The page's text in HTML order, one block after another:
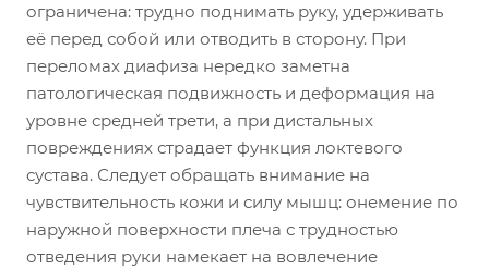
ограничена: трудно поднимать руку, удерживать
её перед собой или отводить в сторону. При
переломах диафиза нередко заметна
патологическая подвижность и деформация на
уровне средней трети, а при дистальных
повреждениях страдает функция локтевого
сустава. Следует обращать внимание на
чувствительность кожи и силу мышц: онемение по
наружной поверхности плеча с трудностью
отведения руки намекает на вовлечение